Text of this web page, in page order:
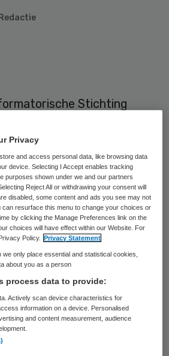
Stichting
Dat meldt Omroep
de twee partijen de
identiteitbeter te kunnen
komt er meer geld vrij voor
zorg en kan beter
op toekomstige
voor reformatorische
Privacy
and access personal data, like browsing data
device. Selecting I Accept enables tracking
purposes shown under we and our partners
Reject All or withdrawing your consent will
disabled, some content and ads you see may not
can resurface this menu to change your choices or
by clicking the Manage Preferences link on the
choices will have effect within our Website. For
Policy.
Privacy Statement
only place essential and statistical cookies,
about you as a person
process data to provide:
Actively scan device characteristics for
information on a device. Personalised
and content measurement, audience